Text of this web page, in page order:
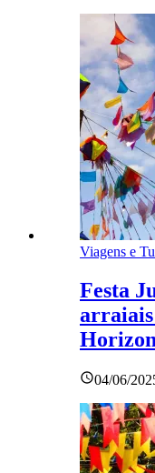
Viagens e
Festa
04/06/